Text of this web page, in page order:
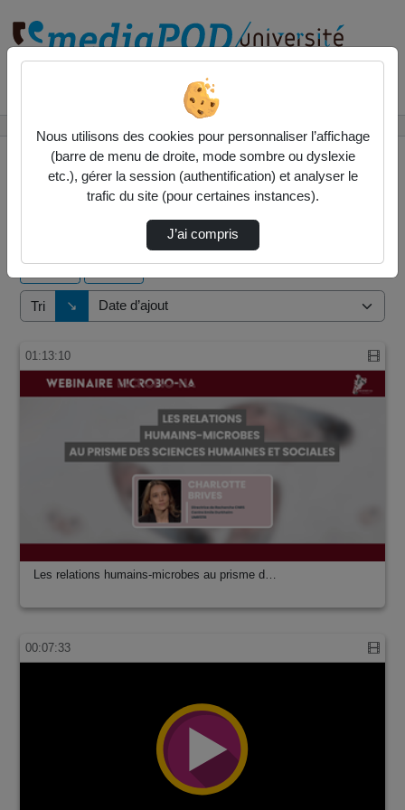
2 vidéos trouvées
Tri ↘
Direction de tri
01:13:10
Les relations humains-microbes au prisme d…
00:07:33
Nous utilisons des cookies pour personnaliser l’affichage
(barre de menu de droite, mode sombre ou dyslexie
etc.), gérer la session (authentification) et analyser le
trafic du site (pour certaines instances).
J’ai compris